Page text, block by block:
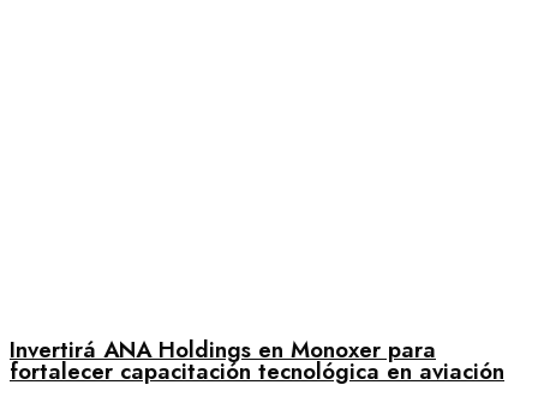
Invertirá ANA Holdings en Monoxer para
fortalecer capacitación tecnológica en aviación